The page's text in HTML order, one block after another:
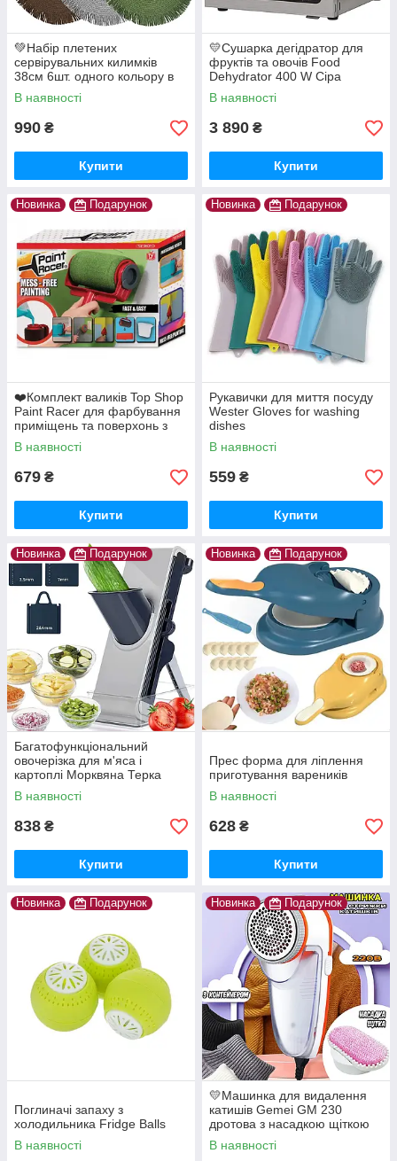
💚Набір плетених
сервірувальних килимків
38см 6шт. одного кольору в
упаковці
В наявності
990 ₴
Купити
💛Сушарка дегідратор для
фруктів та овочів Food
Dehydrator 400 W Сіра
В наявності
3 890 ₴
Купити
Новинка Подарунок
❤️Комплект валиків Top Shop
Paint Racer для фарбування
приміщень та поверхонь з
резервуаром для фарби
В наявності
679 ₴
Купити
Новинка Подарунок
Рукавички для миття посуду
Wester Gloves for washing
dishes
В наявності
559 ₴
Купити
Новинка Подарунок
Багатофункціональний
овочерізка для м'яса і
картоплі Морквяна Терка
Кухонні аксесуари Сталеве
лезо
В наявності
838 ₴
Купити
Новинка Подарунок
Прес форма для ліплення
приготування вареників
В наявності
628 ₴
Купити
Новинка Подарунок
Поглиначі запаху з
холодильника Fridge Balls
В наявності
Новинка Подарунок
💛Машинка для видалення
катишів Gemei GM 230
дротова з насадкою щіткою
від шерсті та ковтунців, з
контейнером
В наявності